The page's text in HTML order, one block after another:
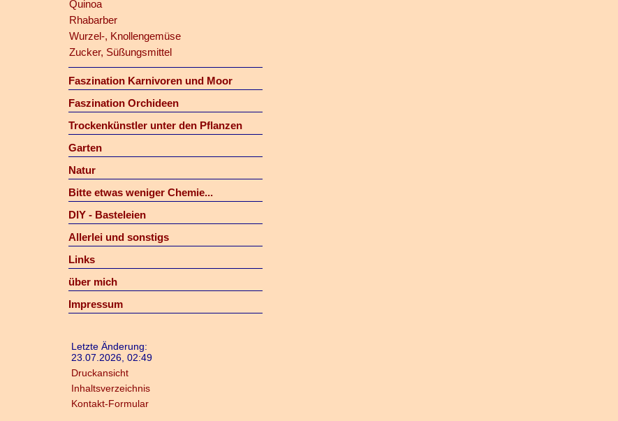
Quinoa
Rhabarber
Wurzel-, Knollengemüse
Zucker, Süßungsmittel
Faszination Karnivoren und Moor
Faszination Orchideen
Trockenkünstler unter den Pflanzen
Garten
Natur
Bitte etwas weniger Chemie...
DIY - Basteleien
Allerlei und sonstigs
Links
über mich
Impressum
Letzte Änderung:
23.07.2026, 02:49
Druckansicht
Inhaltsverzeichnis
Kontakt-Formular